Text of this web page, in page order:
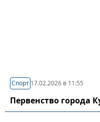
Спорт 17.02.2026 в 11:55
Первенство города